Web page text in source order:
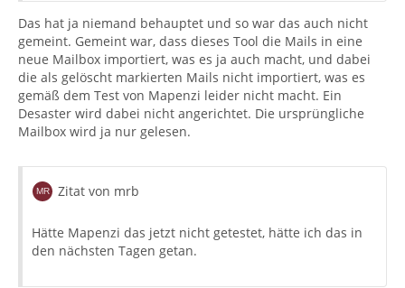
Das hat ja niemand behauptet und so war das auch nicht
gemeint. Gemeint war, dass dieses Tool die Mails in eine
neue Mailbox importiert, was es ja auch macht, und dabei
die als gelöscht markierten Mails nicht importiert, was es
gemäß dem Test von Mapenzi leider nicht macht. Ein
Desaster wird dabei nicht angerichtet. Die ursprüngliche
Mailbox wird ja nur gelesen.
Zitat von mrb
Hätte Mapenzi das jetzt nicht getestet, hätte ich das in
den nächsten Tagen getan.